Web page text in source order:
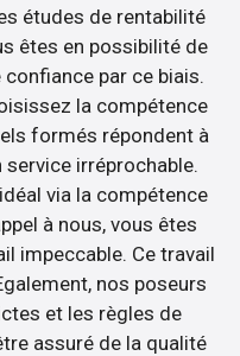
études de rentabilité
êtes en possibilité de
par ce biais.
la compétence
formés répondent à
irréprochable.
via la compétence
à nous, vous êtes
impeccable. Ce travail
nos poseurs
et les règles de
assuré de la qualité